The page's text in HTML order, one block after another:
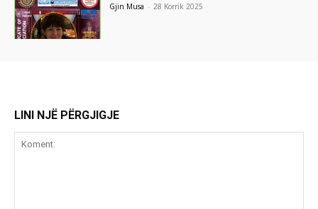
Gjin Musa - 28 Korrik 2025
LINI NJË PËRGJIGJE